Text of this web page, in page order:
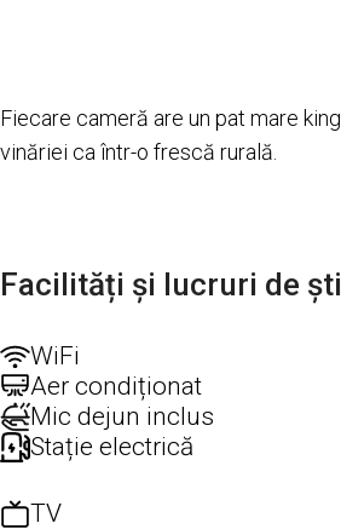
Fiecare cameră are un pat mare
vinăriei ca într-o frescă rurală.
Facilități și lucruri de
WiFi
Aer condiționat
Mic dejun inclus
Stație electrică
TV